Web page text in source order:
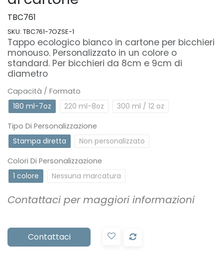
TBC761
SKU: TBC761-7OZSE-1
Tappo ecologico bianco in cartone per bicchieri
monouso. Personalizzato in un colore o
standard. Per bicchieri da 8cm e 9cm di
diametro
Capacità / Formato
180 ml-7oz
220 ml-8oz 300 ml / 12 oz
Tipo Di Personalizzazione
Stampa diretta
Non personalizzato
Colori Di Personalizzazione
1 colore
Nessuna marcatura
Contattaci per maggiori informazioni
Contattaci